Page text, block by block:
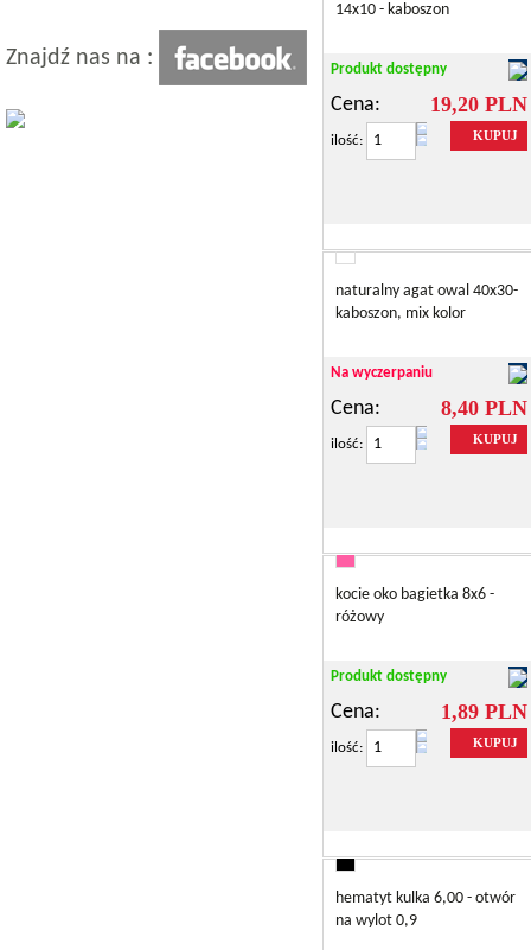
Znajdź nas na :
14x10 - kaboszon
Produkt dostępny
Cena: 19,20 PLN
ilość: KUPUJ
naturalny agat owal 40x30-
kaboszon, mix kolor
Na wyczerpaniu
Cena: 8,40 PLN
ilość: KUPUJ
kocie oko bagietka 8x6 -
różowy
Produkt dostępny
Cena: 1,89 PLN
ilość: KUPUJ
hematyt kulka 6,00 - otwór
na wylot 0,9